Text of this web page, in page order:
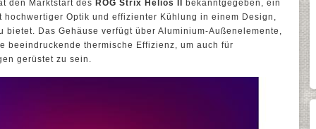
den Marktstart des ROG Strix Helios II
bekanntgegeben, ein
hochwertiger Optik und effizienter Kühlung in einem Design,
bietet. Das Gehäuse verfügt über Aluminium-Außenelemente,
beeindruckende thermische Effizienz, um auch für
gerüstet zu sein.